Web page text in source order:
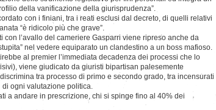
della vanificazione della giurisprudenza”.
con i finiani, tra i reati esclusi dal decreto, di quelli relativi
“è ridicolo più che grave”.
con l’avallo del cameriere Gasparri viene ripreso anche da
nel vedere equiparato un clandestino a un boss mafioso.
al premier l’immediata decadenza dei processi che lo
viene giudicato da giuristi bipartisan palesemente
tra processo di primo e secondo grado, tra incensurati
ogni valutazione politica.
a andare in prescrizione, chi si spinge fino al 40% dei